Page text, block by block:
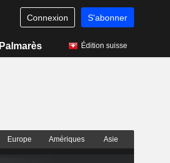
Connexion S'abonner
Palmarès Édition suisse
Europe Amériques Asie